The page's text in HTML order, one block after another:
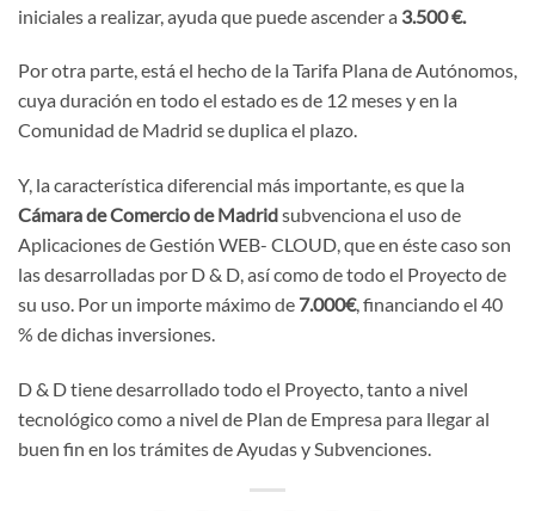
iniciales a realizar, ayuda que puede ascender a 3.500 €.
Por otra parte, está el hecho de la Tarifa Plana de Autónomos,
cuya duración en todo el estado es de 12 meses y en la
Comunidad de Madrid se duplica el plazo.
Y, la característica diferencial más importante, es que la
Cámara de Comercio de Madridsubvenciona el uso de
Aplicaciones de Gestión WEB- CLOUD, que en éste caso son
las desarrolladas por D & D, así como de todo el Proyecto de
su uso. Por un importe máximo de 7.000€, financiando el 40
% de dichas inversiones.
D & D tiene desarrollado todo el Proyecto, tanto a nivel
tecnológico como a nivel de Plan de Empresa para llegar al
buen fin en los trámites de Ayudas y Subvenciones.